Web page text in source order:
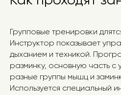
Групповые тренировки
Инструктор показывает
дыханием и техникой.
разминку, основную часть с
разные группы мышц и
Используется специальный
ссылке
Наведите камеру
на QR-код
Для ANDROID
Наведите камеру
на QR-код